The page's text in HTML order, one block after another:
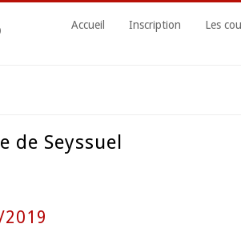
Accueil Inscription Les
de Seyssuel